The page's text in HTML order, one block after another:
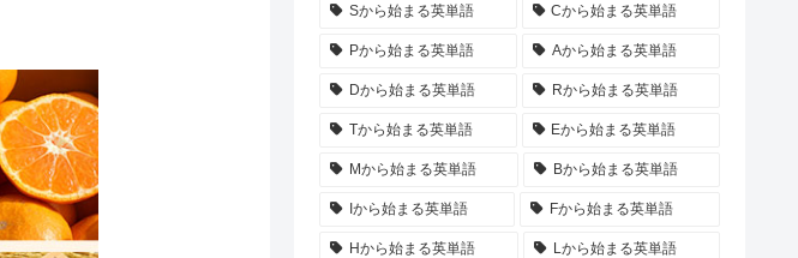
Sから始まる英単語 Cから始まる英単語
Pから始まる英単語 Aから始まる英単語
Dから始まる英単語 Rから始まる英単語
Tから始まる英単語 Eから始まる英単語
Mから始まる英単語 Bから始まる英単語
Iから始まる英単語 Fから始まる英単語
Hから始まる英単語 Lから始まる英単語